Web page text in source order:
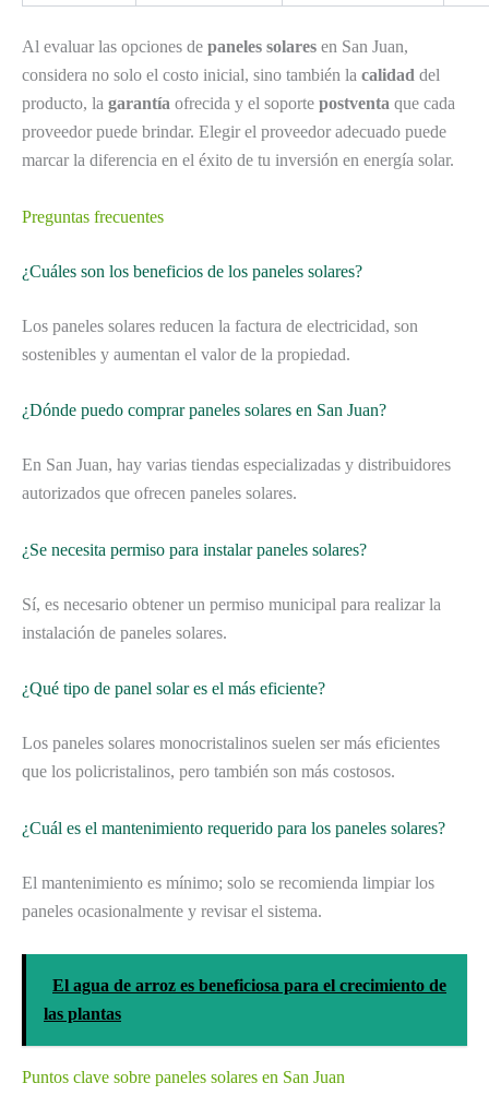
Al evaluar las opciones de paneles solares en San Juan,
considera no solo el costo inicial, sino también la calidad del
producto, la garantía ofrecida y el soporte postventa que cada
proveedor puede brindar. Elegir el proveedor adecuado puede
marcar la diferencia en el éxito de tu inversión en energía solar.
Preguntas frecuentes
¿Cuáles son los beneficios de los paneles solares?
Los paneles solares reducen la factura de electricidad, son
sostenibles y aumentan el valor de la propiedad.
¿Dónde puedo comprar paneles solares en San Juan?
En San Juan, hay varias tiendas especializadas y distribuidores
autorizados que ofrecen paneles solares.
¿Se necesita permiso para instalar paneles solares?
Sí, es necesario obtener un permiso municipal para realizar la
instalación de paneles solares.
¿Qué tipo de panel solar es el más eficiente?
Los paneles solares monocristalinos suelen ser más eficientes
que los policristalinos, pero también son más costosos.
¿Cuál es el mantenimiento requerido para los paneles solares?
El mantenimiento es mínimo; solo se recomienda limpiar los
paneles ocasionalmente y revisar el sistema.
El agua de arroz es beneficiosa para el crecimiento de
las plantas
Puntos clave sobre paneles solares en San Juan